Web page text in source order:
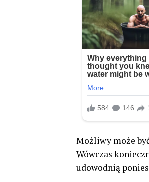
Możliwy może
Wówczas
udowodnią